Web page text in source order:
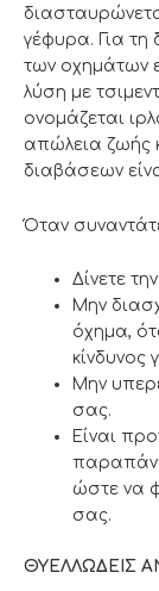
γέφυρα. Για τη
των οχημάτων
λύση με
ονομάζεται
απώλεια ζωής
διαβάσεων
Όταν
Δίνετε
Μην
όχημα,
κίνδυνος
Μην
σας.
Είναι
ώστε να
σας.
ΘΥΕΛΛΩΔΕΙΣ